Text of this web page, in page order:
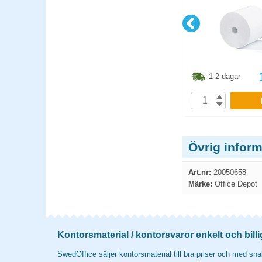
1-2 dagar
Övrig
Art.nr: 20050658
Märke: Office Depot
Kontorsmaterial / kontorsvaror enkelt och
SwedOffice säljer kontorsmaterial till bra priser och med